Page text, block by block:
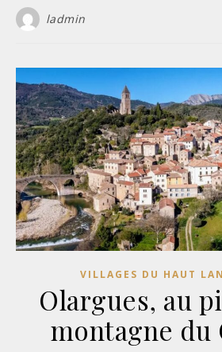
ladmin
VILLAGES DU HAUT
Olargues, au
montagne du